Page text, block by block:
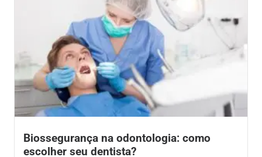
Biossegurança na odontologia: como
escolher seu dentista?